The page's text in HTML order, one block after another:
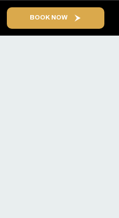
BOOK NOW